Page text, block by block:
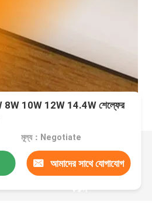
8W 10W 12W 14.4W শেল্ফের
মূল্য：Negotiate
আমাদের সাথে যোগাযোগ
করুন